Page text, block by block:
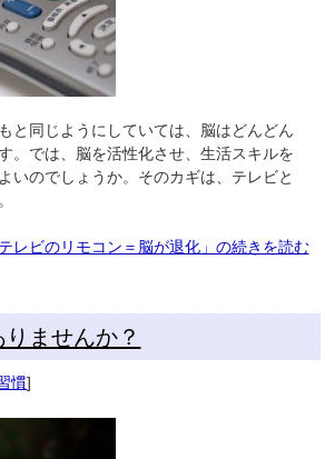
と同じようにしていては、脳はどんどん
。では、脳を活性化させ、生活スキルを
いのでしょうか。そのカギは、テレビと
テレビのリモコン＝脳が退化」の続きを読む
ませんか？
慣]